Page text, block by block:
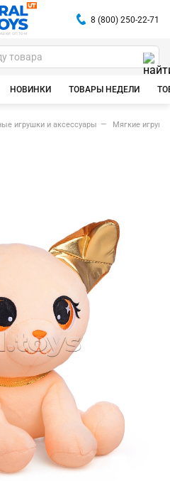
ОПТОМ
8 (800) 250-22-71
НОВИНКИ ТОВАРЫ НЕДЕЛИ
игрушки и аксессуары Мягкие